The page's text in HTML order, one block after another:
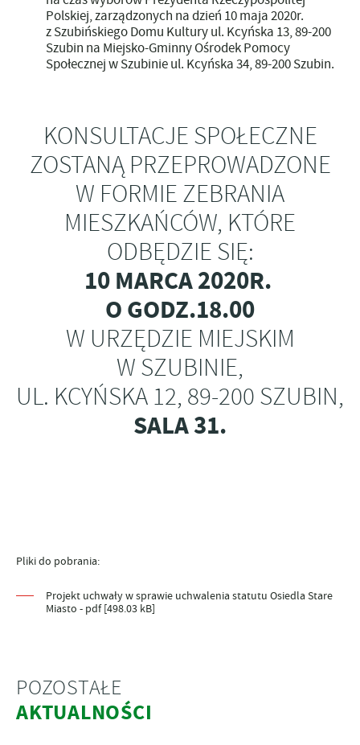
Polskiej, zarządzonych na dzień 10 maja 2020r.
z Szubińskiego Domu Kultury ul. Kcyńska 13, 89-200
Szubin na Miejsko-Gminny Ośrodek Pomocy
Społecznej w Szubinie ul. Kcyńska 34, 89-200 Szubin.
KONSULTACJE SPOŁECZNE
ZOSTANĄ PRZEPROWADZONE
W FORMIE ZEBRANIA
MIESZKAŃCÓW, KTÓRE
ODBĘDZIE SIĘ:
10 MARCA 2020R.
O GODZ.18.00
W URZĘDZIE MIEJSKIM
W SZUBINIE,
UL. KCYŃSKA 12, 89-200 SZUBIN,
SALA 31.
Pliki do pobrania:
Projekt uchwały w sprawie uchwalenia statutu Osiedla Stare
Miasto - pdf [498.03 kB]
POZOSTAŁE
AKTUALNOŚCI